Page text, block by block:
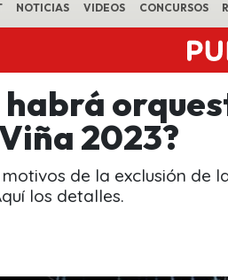
NOTICIAS VIDEOS CONCURSOS
habrá
2023?
de la exclusión de
los detalles.